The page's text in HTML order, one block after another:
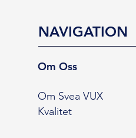
NAVIGATION
Om Oss
Om Svea VUX
Kvalitet